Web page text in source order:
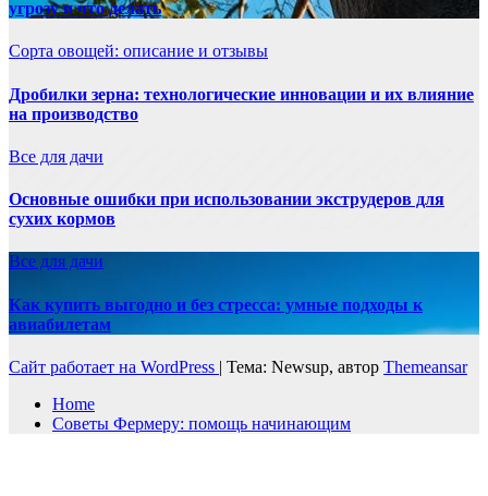
угрозу и что делать
Сорта овощей: описание и отзывы
Дробилки зерна: технологические инновации и их влияние
на производство
Все для дачи
Основные ошибки при использовании экструдеров для
сухих кормов
Все для дачи
Как купить выгодно и без стресса: умные подходы к
авиабилетам
Сайт работает на WordPress | Тема: Newsup, автор Themeansar
Home
Советы Фермеру: помощь начинающим